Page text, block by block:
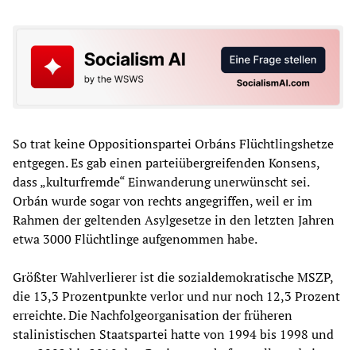
So trat keine Oppositionspartei Orbáns Flüchtlingshetze
entgegen. Es gab einen parteiübergreifenden Konsens,
dass „kulturfremde“ Einwanderung unerwünscht sei.
Orbán wurde sogar von rechts angegriffen, weil er im
Rahmen der geltenden Asylgesetze in den letzten Jahren
etwa 3000 Flüchtlinge aufgenommen habe.
Größter Wahlverlierer ist die sozialdemokratische MSZP,
die 13,3 Prozentpunkte verlor und nur noch 12,3 Prozent
erreichte. Die Nachfolgeorganisation der früheren
stalinistischen Staatspartei hatte von 1994 bis 1998 und